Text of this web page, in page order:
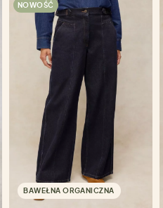
NOWOŚĆ
BAWEŁNA ORGANICZNA